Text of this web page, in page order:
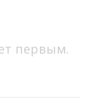
первым.